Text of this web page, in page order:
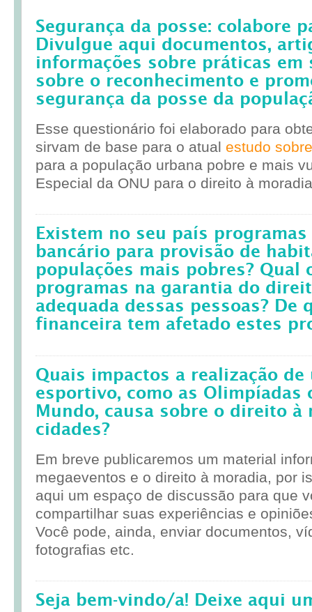
Segurança da posse: colabore
Divulgue aqui documentos,
informações sobre práticas em
sobre o reconhecimento e
segurança da posse da
Esse questionário foi elaborado para
sirvam de base para o atual estudo
para a população urbana pobre e mais
Especial da ONU para o direito à
Existem no seu país
bancário para provisão de
populações mais pobres? Qual
programas na garantia do
adequada dessas pessoas? De
financeira tem afetado estes
Quais impactos a realização de
esportivo, como as Olimpíadas
Mundo, causa sobre o direito à
cidades?
Em breve publicaremos um material
megaeventos e o direito à moradia, por
aqui um espaço de discussão para que
compartilhar suas experiências e
Você pode, ainda, enviar documentos,
fotografias etc.
Seja bem-vindo/a! Deixe aqui